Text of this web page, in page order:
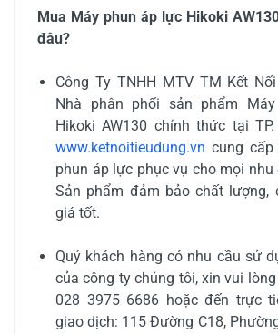
Mua Máy phun áp lực Hikoki
đâu?
Công Ty TNHH MTV TM Kết
Nhà phân phối sản phẩm
Hikoki AW130 chính thức tại
www.ketnoitieudung.vn cung
phun áp lực phục vụ cho mọi nhu
Sản phẩm đảm bảo chất lượng,
giá tốt.
Quý khách hàng có nhu cầu sử
của công ty chúng tôi, xin vui
028 3975 6686 hoặc đến trực
giao dịch: 115 Đường C18,